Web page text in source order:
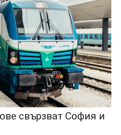
свързват София и